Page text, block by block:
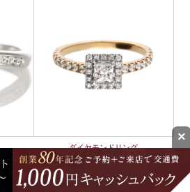
×
ダイヤモンドリング
ストレート/スクエア
ヘイロー/エタニティ